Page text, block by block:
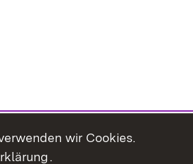
wir Cookies.
.